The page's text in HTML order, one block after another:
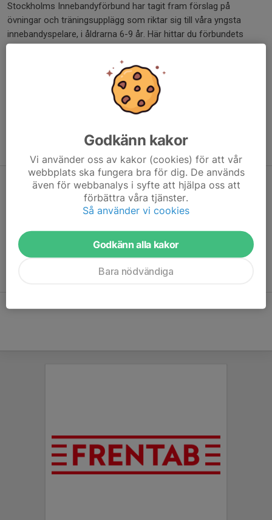
Stockholms Innebandyförbund har tagit fram förslag på
övningar och träningsupplägg som riktar sig till våra yngsta
innebandyspelare, i åldrarna 6-9 år. Här hittar du förbundets
förslag på
Stockholms Innebandyförbund har också tagit fram ett par
träningshandböcker som innehåller en hel del övningar om du vill
komplettera de övningar som föreningen tar upp i
innebandyguiden eller i träningspaketet.
Träningshandbok nr 1
Träningshandbok nr 2
Målvaktsträning
Sektionen har egna målvaktstränare som finns tillgängliga att
boka för målvaktsträning i det egna laget. Målvaktstränarna
kommer till lagets träning och genomför målvaktsträning.
Kontakta den målvaktstränare som du vill engagera och boka en
tid för träning. Alla lag har rätt till två målvaktsträningar per
säsong (en på hösten och en på våren).
Godkänn kakor
Vi använder oss av kakor (cookies) för att vår
webbplats ska fungera bra för dig. De används
även för webbanalys i syfte att hjälpa oss att
förbättra våra tjänster.
Så använder vi cookies
Godkänn alla kakor
Bara nödvändiga